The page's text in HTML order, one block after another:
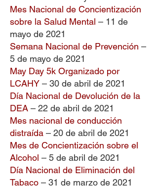
Mes Nacional de Concientización
sobre la Salud Mental – 11 de
mayo de 2021
Semana Nacional de Prevención –
5 de mayo de 2021
May Day 5k Organizado por
LCAHY – 30 de abril de 2021
Día Nacional de Devolución de la
DEA – 22 de abril de 2021
Mes nacional de conducción
distraída – 20 de abril de 2021
Mes de Concientización sobre el
Alcohol – 5 de abril de 2021
Día Nacional de Eliminación del
Tabaco – 31 de marzo de 2021